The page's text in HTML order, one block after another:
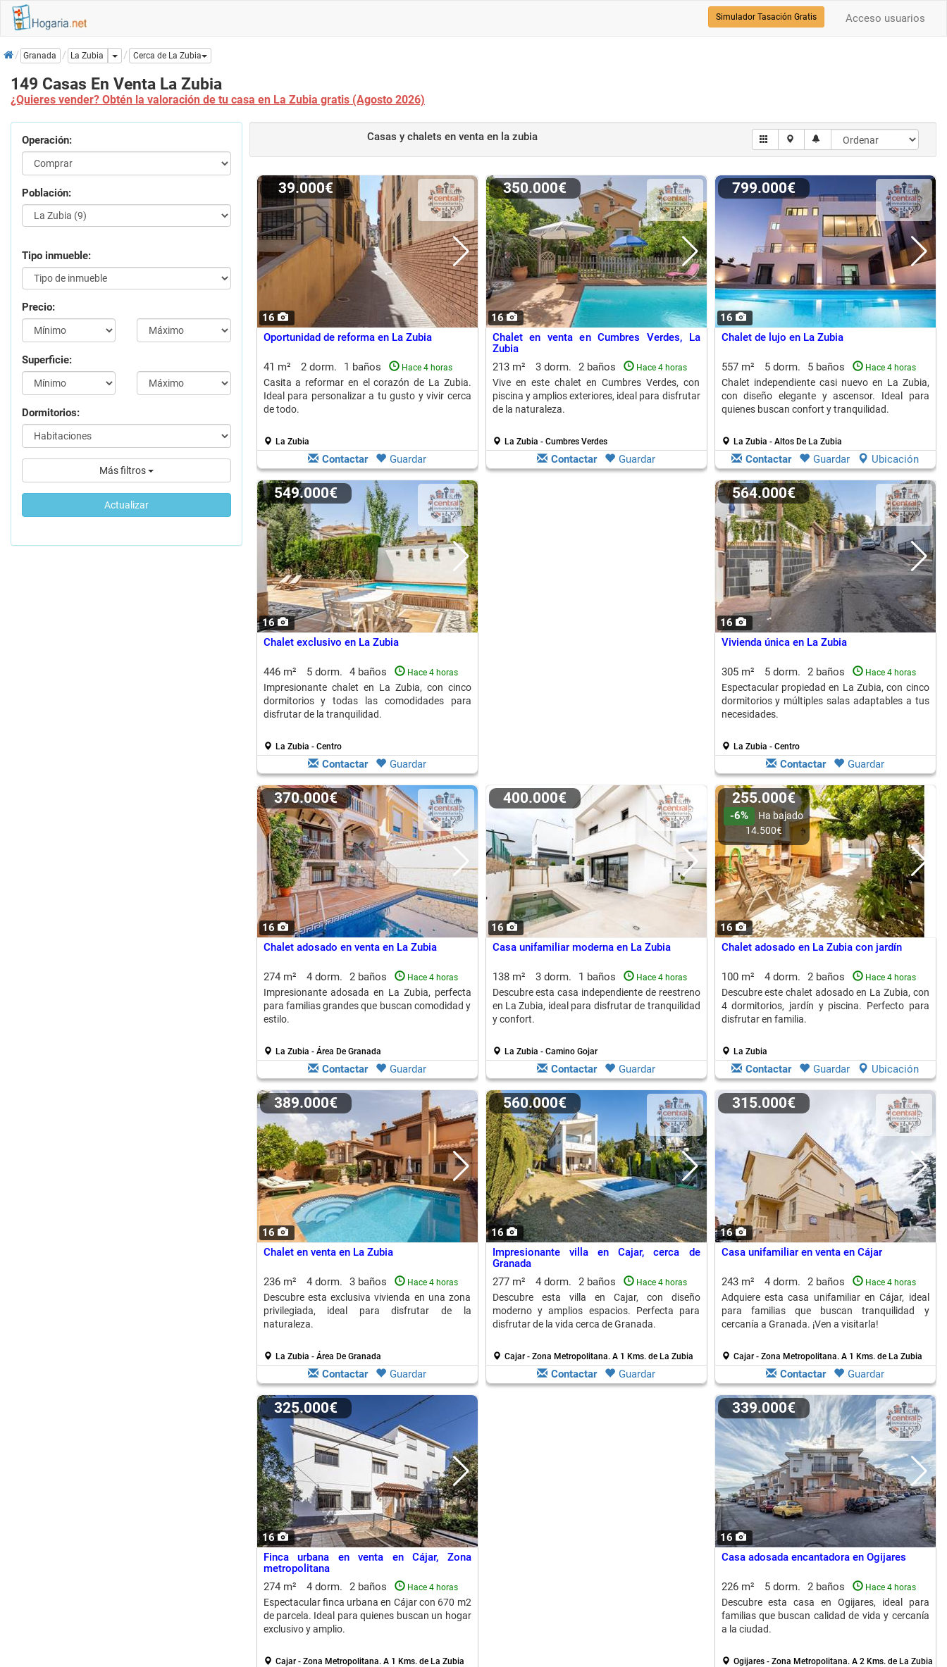
Acceso usuarios
Simulador Tasación Gratis
InicioGranada La Zubia Dropdown
Cerca de La Zubia
149 Casas En Venta La Zubia
¿Quieres vender? Obtén la valoración de tu casa en La Zubia gratis (Agosto 2026)
Operación:
Población:
Tipo inmueble:
Precio:
Superficie:
Dormitorios:
Más filtros
Actualizar
Casas y chalets en venta en la zubia
16
39.000€
Oportunidad de reforma en La Zubia
41 m² 2 dorm. 1 baños Hace 4 horas
Casita a reformar en el corazón de La Zubia.
Ideal para personalizar a tu gusto y vivir cerca
de todo.
La Zubia
Contactar Guardar
16
350.000€
Chalet en venta en Cumbres Verdes, La
Zubia
213 m²
3 dorm. 2 baños Hace 4 horas
Vive en este chalet en Cumbres Verdes, con
piscina y amplios exteriores, ideal para disfrutar
de la naturaleza.
La Zubia - Cumbres Verdes
Contactar Guardar
16
799.000€
Chalet de lujo en La Zubia
557 m² 5 dorm. 5 baños Hace 4 horas
Chalet independiente casi nuevo en La Zubia,
con diseño elegante y ascensor. Ideal para
quienes buscan confort y tranquilidad.
La Zubia - Altos De La Zubia
Contactar Guardar Ubicación
16
549.000€
Chalet exclusivo en La Zubia
446 m² 5 dorm. 4 baños Hace 4 horas
Impresionante chalet en La Zubia, con cinco
dormitorios y todas las comodidades para
disfrutar de la tranquilidad.
La Zubia - Centro
Contactar Guardar
16
564.000€
Vivienda única en La Zubia
305 m² 5 dorm. 2 baños Hace 4 horas
Espectacular propiedad en La Zubia, con cinco
dormitorios y múltiples salas adaptables a tus
necesidades.
La Zubia - Centro
Contactar Guardar
16
370.000€
Chalet adosado en venta en La Zubia
274 m² 4 dorm. 2 baños Hace 4 horas
Impresionante adosada en La Zubia, perfecta
para familias grandes que buscan comodidad y
estilo.
La Zubia - Área De Granada
Contactar Guardar
16
400.000€
Casa unifamiliar moderna en La Zubia
138 m² 3 dorm. 1 baños Hace 4 horas
Descubre esta casa independiente de reestreno
en La Zubia, ideal para disfrutar de tranquilidad
y confort.
La Zubia - Camino Gojar
Contactar Guardar
16
255.000€
-6%
Ha bajado
14.500€
Chalet adosado en La Zubia con jardín
100 m² 4 dorm. 2 baños Hace 4 horas
Descubre este chalet adosado en La Zubia, con
4 dormitorios, jardín y piscina. Perfecto para
disfrutar en familia.
La Zubia
Contactar Guardar Ubicación
16
389.000€
Chalet en venta en La Zubia
236 m² 4 dorm. 3 baños Hace 4 horas
Descubre esta exclusiva vivienda en una zona
privilegiada, ideal para disfrutar de la
naturaleza.
La Zubia - Área De Granada
Contactar Guardar
16
560.000€
Impresionante villa en Cajar, cerca de
Granada
277 m²
4 dorm. 2 baños Hace 4 horas
Descubre esta villa en Cajar, con diseño
moderno y amplios espacios. Perfecta para
disfrutar de la vida cerca de Granada.
Cajar - Zona Metropolitana. A 1 Kms. de La Zubia
Contactar Guardar
16
315.000€
Casa unifamiliar en venta en Cájar
243 m² 4 dorm. 2 baños Hace 4 horas
Adquiere esta casa unifamiliar en Cájar, ideal
para familias que buscan tranquilidad y
cercanía a Granada. ¡Ven a visitarla!
Cajar - Zona Metropolitana. A 1 Kms. de La Zubia
Contactar Guardar
16
325.000€
Finca urbana en venta en Cájar, Zona
metropolitana
274 m²
4 dorm. 2 baños Hace 4 horas
Espectacular finca urbana en Cájar con 670 m2
de parcela. Ideal para quienes buscan un hogar
exclusivo y amplio.
Cajar - Zona Metropolitana. A 1 Kms. de La Zubia
16
339.000€
Casa adosada encantadora en Ogijares
226 m² 5 dorm. 2 baños Hace 4 horas
Descubre esta casa en Ogijares, ideal para
familias que buscan calidad de vida y cercanía
a la ciudad.
Ogijares - Zona Metropolitana. A 2 Kms. de La Zubia